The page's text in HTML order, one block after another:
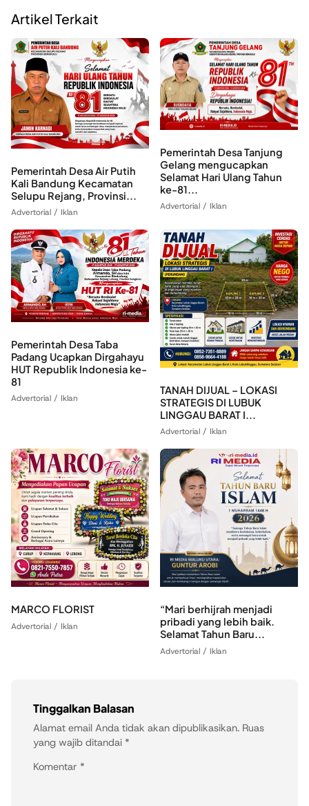
Artikel Terkait
Pemerintah Desa Air Putih
Kali Bandung Kecamatan
Selupu Rejang, Provinsi...
Advertorial / Iklan
Pemerintah Desa Tanjung
Gelang mengucapkan
Selamat Hari Ulang Tahun
ke-81...
Advertorial / Iklan
Pemerintah Desa Taba
Padang Ucapkan Dirgahayu
HUT Republik Indonesia ke-
81
Advertorial / Iklan
TANAH DIJUAL – LOKASI
STRATEGIS DI LUBUK
LINGGAU BARAT I...
Advertorial / Iklan
MARCO FLORIST
Advertorial / Iklan
“Mari berhijrah menjadi
pribadi yang lebih baik.
Selamat Tahun Baru...
Advertorial / Iklan
Tinggalkan Balasan
Alamat email Anda tidak akan dipublikasikan. Ruas
yang wajib ditandai *
Komentar *